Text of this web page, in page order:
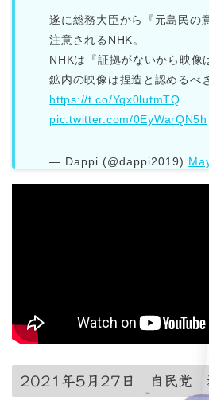
遂に総務大臣から『元島民の
注意されるNHK。
NHKは『証拠がないから映像
鉱内の映像は捏造と認めるべ
https://t.co/Yqx0lutmTQ
pic.twitter.com/0EyWarQN5h
— Dappi (@dappi2019)
2021年5月27日 自民党